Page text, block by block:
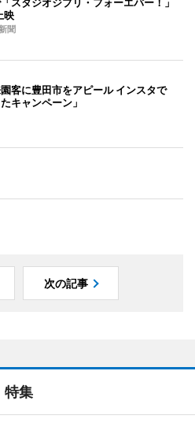
映
聞
客に豊田市をアピール インスタで
キャンペーン」
次の記事
特集